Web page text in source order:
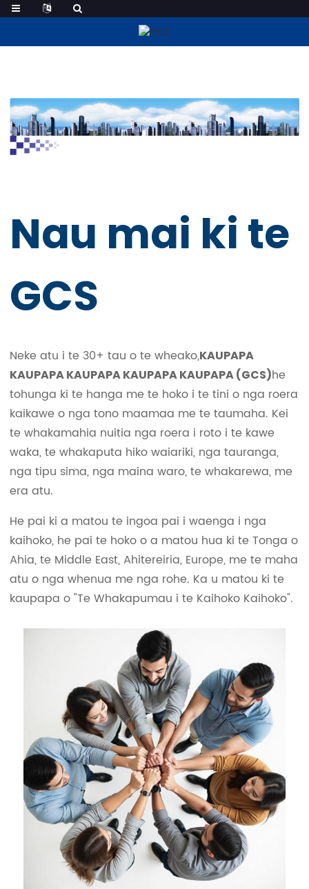
Hoko He Kaihoko
Nau mai ki te
GCS
Neke atu i te 30+ tau o te wheako,KAUPAPA
KAUPAPA KAUPAPA KAUPAPA KAUPAPA (GCS)he
tohunga ki te hanga me te hoko i te tini o nga roera
kaikawe o nga tono maamaa me te taumaha. Kei
te whakamahia nuitia nga roera i roto i te kawe
waka, te whakaputa hiko waiariki, nga tauranga,
nga tipu sima, nga maina waro, te whakarewa, me
era atu.
He pai ki a matou te ingoa pai i waenga i nga
kaihoko, he pai te hoko o a matou hua ki te Tonga o
Ahia, te Middle East, Ahitereiria, Europe, me te maha
atu o nga whenua me nga rohe. Ka u matou ki te
kaupapa o "Te Whakapumau i te Kaihoko Kaihoko".